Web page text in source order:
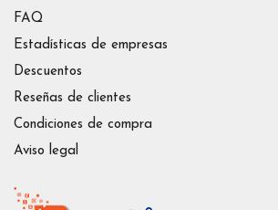
FAQ
Estadísticas de empresas
Descuentos
Reseñas de clientes
Condiciones de compra
Aviso legal